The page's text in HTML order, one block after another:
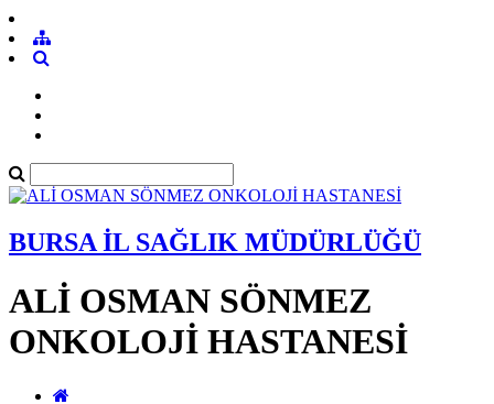
BURSA İL SAĞLIK MÜDÜRLÜĞÜ
ALİ OSMAN SÖNMEZ
ONKOLOJİ HASTANESİ